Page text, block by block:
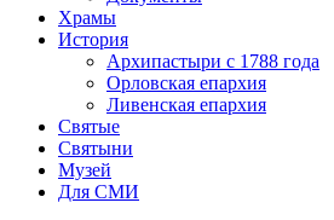
Храмы
История
Архипастыри с 1788 года
Орловская епархия
Ливенская епархия
Святые
Святыни
Музей
Для СМИ